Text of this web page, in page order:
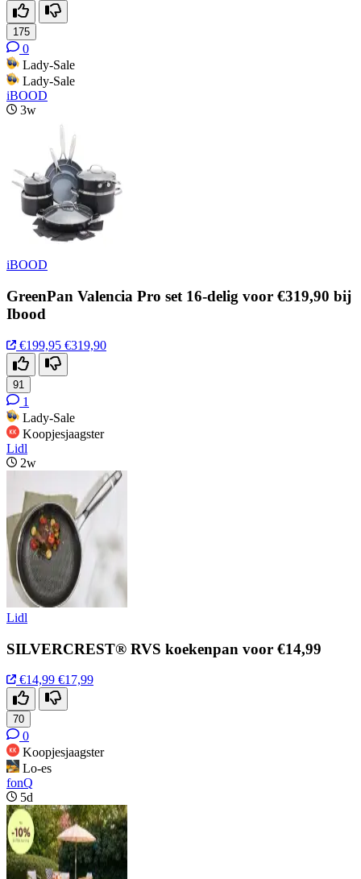
175
0
Lady-Sale
Lady-Sale
iBOOD
3w
iBOOD
GreenPan Valencia Pro set 16-delig voor €319,90 bij
Ibood
€199,95 €319,90
91
1
Lady-Sale
Koopjesjaagster
Lidl
2w
Lidl
SILVERCREST® RVS koekenpan voor €14,99
€14,99 €17,99
70
0
Koopjesjaagster
Lo-es
fonQ
5d